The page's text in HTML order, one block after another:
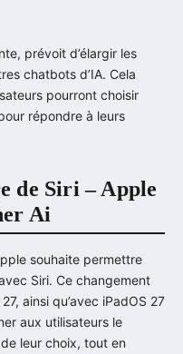
prévoit d’élargir les
chatbots d’IA. Cela
pourront choisir
répondre à leurs
de Siri – Apple
Ai
souhaite permettre
Siri. Ce changement
ainsi qu’avec iPadOS 27
aux utilisateurs le
leur choix, tout en